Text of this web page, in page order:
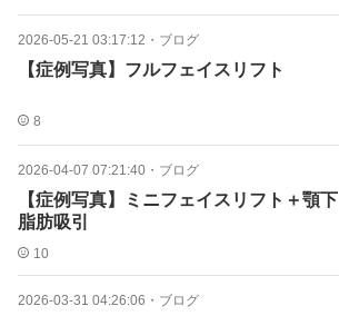
2026-05-21 03:17:12 ・ ブログ
【症例写真】フルフェイスリフト
8
2026-04-07 07:21:40 ・ ブログ
【症例写真】ミニフェイスリフト＋顎下
脂肪吸引
10
2026-03-31 04:26:06 ・ ブログ